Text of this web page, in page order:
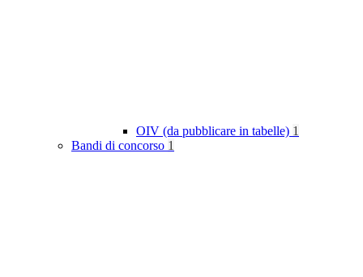
OIV (da pubblicare in tabelle) 1
Bandi di concorso 1